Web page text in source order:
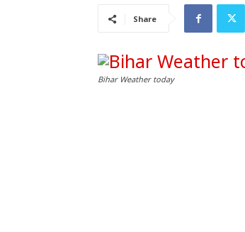
Share
Bihar Weather today